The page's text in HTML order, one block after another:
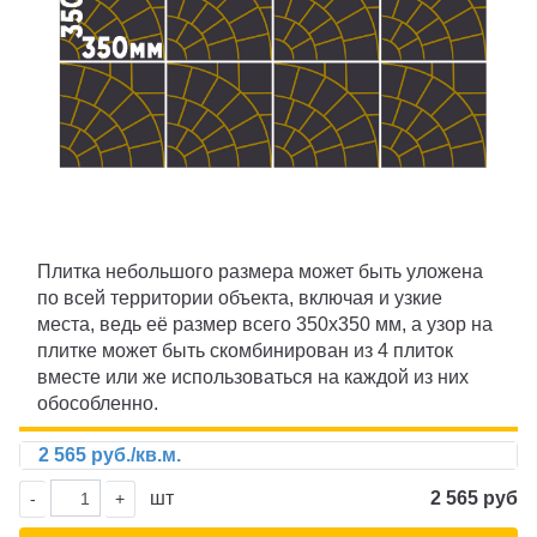
ПИГМЕНТ ИСКУССТВЕННАЯ ТРАВА
ПРОМПОЛЫ ТЕХНИКА
Плитка небольшого размера может быть уложена
по всей территории объекта, включая и узкие
места, ведь её размер всего 350х350 мм, а узор на
плитке может быть скомбинирован из 4 плиток
вместе или же использоваться на каждой из них
обособленно.
2 565 руб./кв.м.
- + шт 2 565 руб